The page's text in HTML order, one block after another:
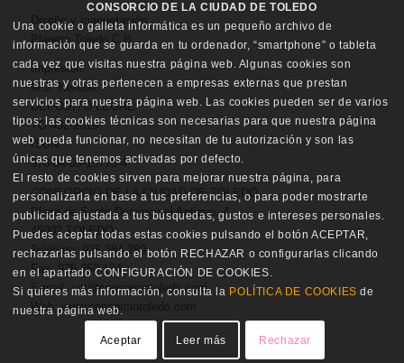
Diseño y maquetación:
Planeta Toledo C.B.
Impresión:
M.J. Kendall.
DEPÓSITO LEGAL:
TO 432-2019
ISBN:
978-84-09-15775-4
CONSORCIO DE LA CIUDAD DE TOLEDO
Plaza de Santo Domingo el Antiguo, 4
45002 TOLEDO
Teléfono: 925 284 289
Fax: 925 250 134
E-mail: cct@consorciotoledo.com
Web: www.consorciotoledo.com
CONSORCIO DE LA CIUDAD DE TOLEDO
Una cookie o galleta informática es un pequeño archivo de
información que se guarda en tu ordenador, “smartphone” o tableta
cada vez que visitas nuestra página web. Algunas cookies son
nuestras y otras pertenecen a empresas externas que prestan
servicios para nuestra página web. Las cookies pueden ser de varios
tipos: las cookies técnicas son necesarias para que nuestra página
web pueda funcionar, no necesitan de tu autorización y son las
únicas que tenemos activadas por defecto.
El resto de cookies sirven para mejorar nuestra página, para
personalizarla en base a tus preferencias, o para poder mostrarte
publicidad ajustada a tus búsquedas, gustos e intereses personales.
Puedes aceptar todas estas cookies pulsando el botón ACEPTAR,
rechazarlas pulsando el botón RECHAZAR o configurarlas clicando
en el apartado CONFIGURACIÓN DE COOKIES.
Si quieres más información, consulta la POLÍTICA DE COOKIES de
nuestra página web.
Aceptar Leer más Rechazar